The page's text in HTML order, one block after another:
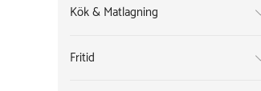
Kök & Matlagning
Fritid